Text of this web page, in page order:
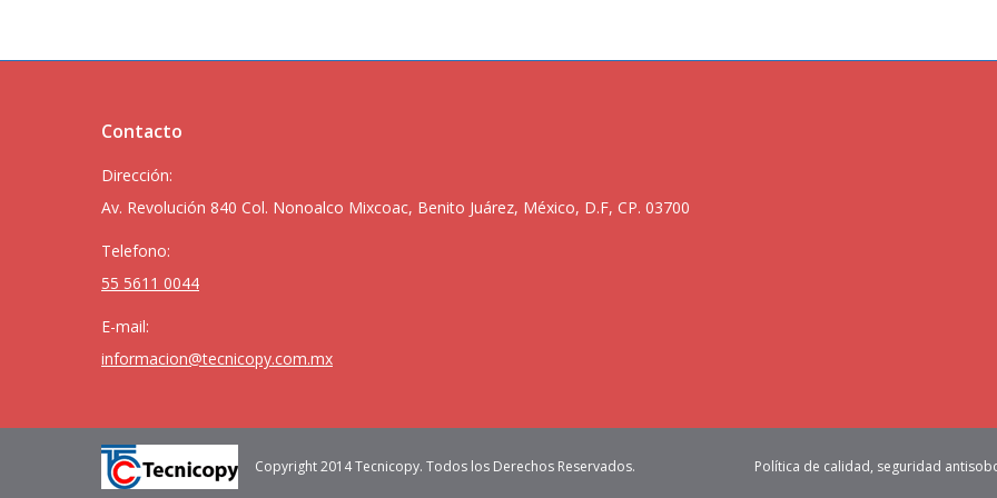
Contacto
Dirección:
Av. Revolución 840 Col. Nonoalco Mixcoac, Benito Juárez, México, D.F, CP. 03700
Telefono:
55 5611 0044
E-mail:
informacion@tecnicopy.com.mx
Copyright 2014 Tecnicopy. Todos los Derechos Reservados. Política de calidad, seguridad